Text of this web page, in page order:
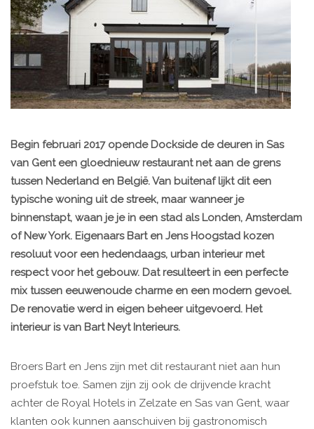
Begin februari 2017 opende Dockside de deuren in Sas
van Gent een gloednieuw restaurant net aan de grens
tussen Nederland en België. Van buitenaf lijkt dit een
typische woning uit de streek, maar wanneer je
binnenstapt, waan je je in een stad als Londen, Amsterdam
of New York. Eigenaars Bart en Jens Hoogstad kozen
resoluut voor een hedendaags, urban interieur met
respect voor het gebouw. Dat resulteert in een perfecte
mix tussen eeuwenoude charme en een modern gevoel.
De renovatie werd in eigen beheer uitgevoerd. Het
interieur is van Bart Neyt Interieurs.
Broers Bart en Jens zijn met dit restaurant niet aan hun
proefstuk toe. Samen zijn zij ook de drijvende kracht
achter de Royal Hotels in Zelzate en Sas van Gent, waar
klanten ook kunnen aanschuiven bij gastronomisch